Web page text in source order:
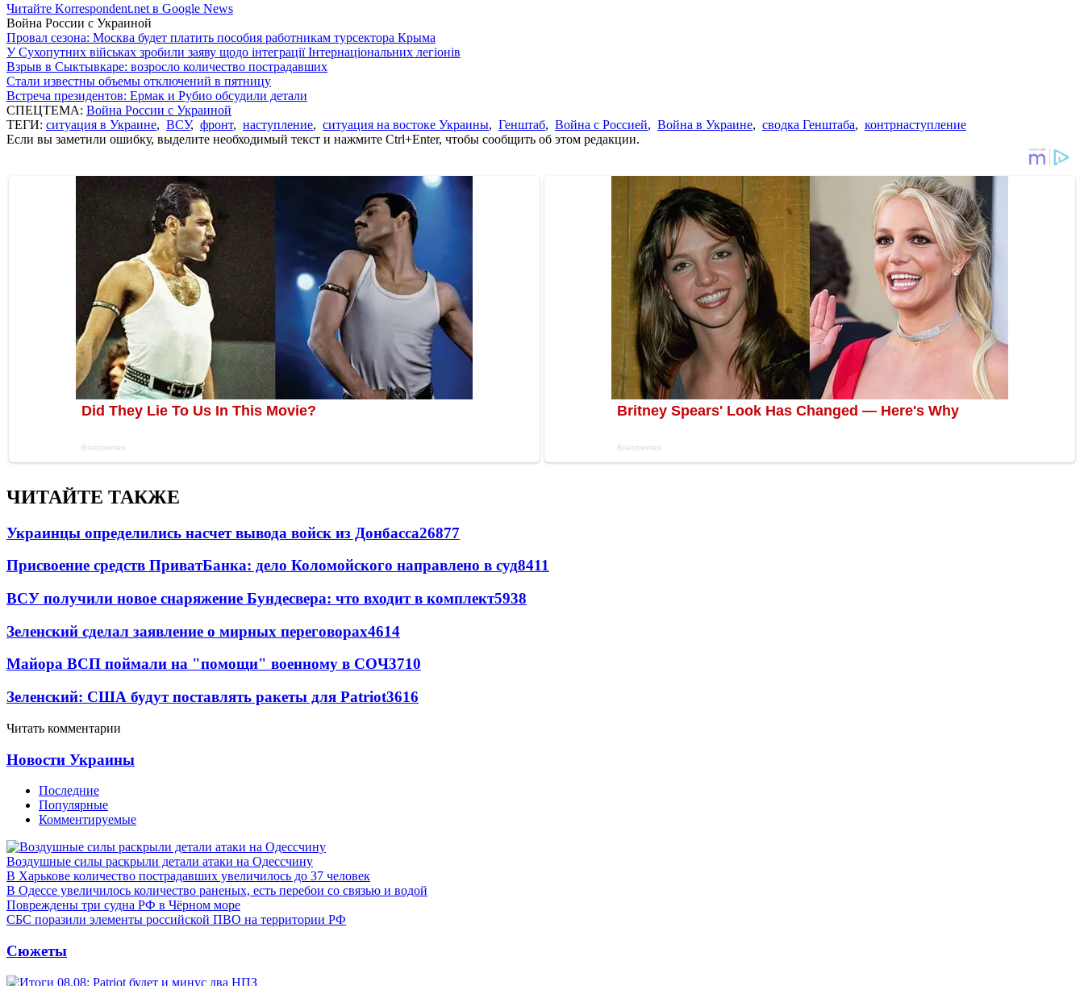
Читайте Korrespondent.net в Google News
Война России с Украиной
Провал сезона: Москва будет платить пособия работникам турсектора Крыма
У Сухопутних військах зробили заяву щодо інтеграції Інтернаціональних легіонів
Взрыв в Сыктывкаре: возросло количество пострадавших
Стали известны объемы отключений в пятницу
Встреча президентов: Ермак и Рубио обсудили детали
СПЕЦТЕМА: Война России с Украиной
ТЕГИ: ситуация в Украине, ВСУ, фронт, наступление, ситуация на востоке Украины, Генштаб, Война с Россией, Война в Украине, сводка Генштаба, контрнаступление
Если вы заметили ошибку, выделите необходимый текст и нажмите Ctrl+Enter, чтобы сообщить об этом редакции.
ЧИТАЙТЕ ТАКЖЕ
Украинцы определились насчет вывода войск из Донбасса26877
Присвоение средств ПриватБанка: дело Коломойского направлено в суд8411
ВСУ получили новое снаряжение Бундесвера: что входит в комплект5938
Зеленский сделал заявление о мирных переговорах4614
Майора ВСП поймали на "помощи" военному в СОЧ3710
Зеленский: США будут поставлять ракеты для Patriot3616
Читать комментарии
Новости Украины
Последние
Популярные
Комментируемые
Воздушные силы раскрыли детали атаки на Одессчину
В Харькове количество пострадавших увеличилось до 37 человек
В Одессе увеличилось количество раненых, есть перебои со связью и водой
Повреждены три судна РФ в Чёрном море
СБС поразили элементы российской ПВО на территории РФ
Сюжеты